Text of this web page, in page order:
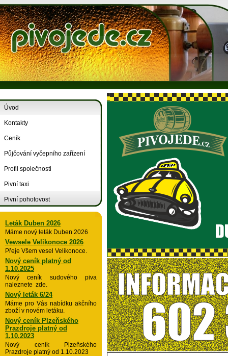
Úvod
Kontakty
Ceník
Půjčování vyčepního zařízení
Profil společnosti
Pivní taxi
Pivní pohotovost
Leták Duben 2026
Máme nový leták Duben 2026
Vewsele Velikonoce 2026
Přeje Všem vesel Velikonoce.
Nový ceník platný od
1.10.2025
Nový ceník sudového piva
naleznete zde.
Nový leták 6/24
Máme pro Vás nabídku akčního
zboží v novém letáku.
Nový ceník Plzeňského
Prazdroje platný od
1.10.2023
Nový ceník Plzeňského
Prazdroje platný od 1.10.2023